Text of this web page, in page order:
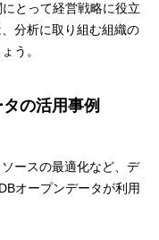
とって経営戦略に役立
分析に取り組む組織の
う。
の活用事例
ースの最適化など、デ
オープンデータが利用